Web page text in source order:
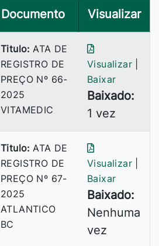
Documento Visualizar
Titulo: ATA DE
REGISTRO DE
PREÇO Nº 66-
2025
VITAMEDIC
Visualizar
Baixar
Baixado:
1 vez
Titulo: ATA DE
REGISTRO DE
PREÇO Nº 67-
2025
ATLANTICO
BC
Visualizar
Baixar
Baixado:
Nenhuma
vez